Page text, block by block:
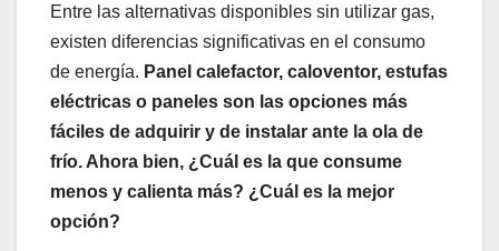
Entre las alternativas disponibles sin utilizar gas,
existen diferencias significativas en el consumo
de energía. Panel calefactor, caloventor, estufas
eléctricas o paneles son las opciones más
fáciles de adquirir y de instalar ante la ola de
frío. Ahora bien, ¿Cuál es la que consume
menos y calienta más? ¿Cuál es la mejor
opción?